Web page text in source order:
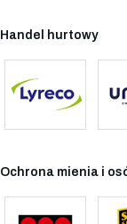
Handel hurtowy
Ochrona mienia i